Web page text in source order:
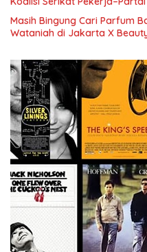
Ketenagakerjaan Baru.
Masih Bingung Cari Parfum
Wataniah di Jakarta X